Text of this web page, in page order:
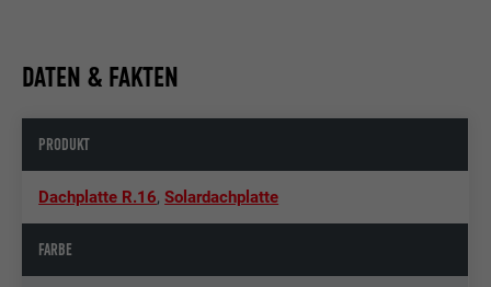
DATEN & FAKTEN
PRODUKT
Dachplatte R.16,Solardachplatte
FARBE